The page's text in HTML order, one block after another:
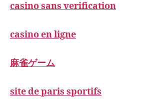
casino sans verification
casino en ligne
麻雀ゲーム
site de paris sportifs